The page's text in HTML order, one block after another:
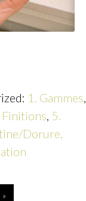
1. Gammes
Finitions 5.
Dorure,